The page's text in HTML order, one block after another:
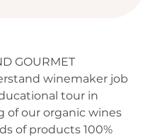
GOURMET
winemaker job
tour in
of our organic wines
of products 100%